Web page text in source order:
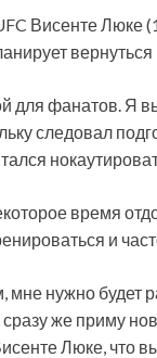
Висенте
для фанатов. Я
следовал
время
и
мне нужно будет
же приму
Люке, что